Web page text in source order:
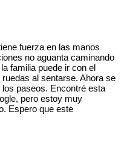
fuerza en las manos
no aguanta caminando
familia puede ir con el
al sentarse. Ahora se
paseos. Encontré esta
pero estoy muy
Espero que este